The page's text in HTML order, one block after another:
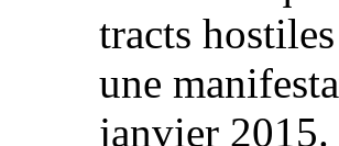
tracts
une
janvier 2015.